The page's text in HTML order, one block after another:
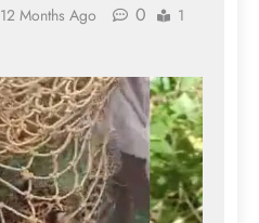
12 Months Ago 0
1